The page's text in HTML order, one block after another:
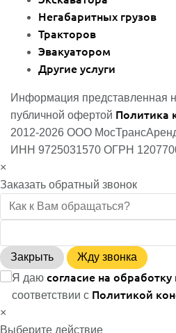
Негабаритных грузов
Тракторов
Эвакуатором
Другие услуги
Информация представленная
публичной офертой Политика
2012-2026 ООО
ИНН 9725031570 ОГРН
×
Заказать обратный звонок
Закрыть
Жду звонка
Я даю согласие на
соответствии с Политикой
×
Выберите действие